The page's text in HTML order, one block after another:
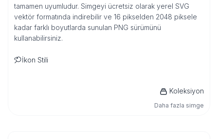
tamamen uyumludur. Simgeyi ücretsiz olarak yerel SVG
vektör formatında indirebilir ve 16 pikselden 2048 piksele
kadar farklı boyutlarda sunulan PNG sürümünü
kullanabilirsiniz.
İkon Stili
Koleksiyon
Daha fazla simge